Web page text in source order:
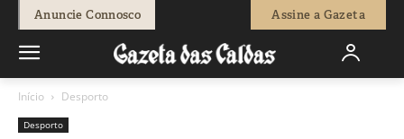
Anuncie Connosco Assine a Gazeta
Início Desporto
Desporto